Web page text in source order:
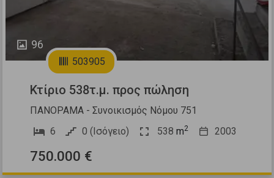
96
503905
Κτίριο 538τ.μ. προς πώληση
ΠΑΝΟΡΑΜΑ - Συνοικισμός Νόμου 751
6
0 (Ισόγειο) 538 m2 2003
750.000 €